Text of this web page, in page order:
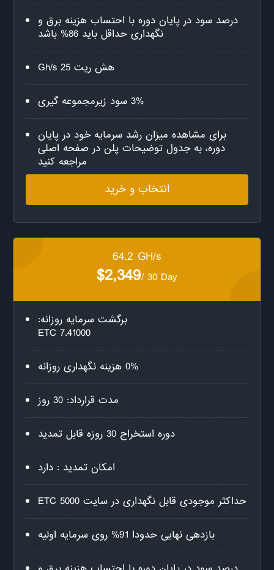
درصد سود در پایان دوره با احتساب هزینه برق و
نگهداری حداقل باید 86% باشد
هش ریت 25 Gh/s
3% سود زیرمجموعه گیری
برای مشاهده میزان رشد سرمایه خود در پایان
دوره، به جدول توضیحات پلن در صفحه اصلی
مراجعه کنید
انتخاب و خرید
64.2 GH/s
$2,349/ 30 Day
برگشت سرمایه روزانه:
7.41000 ETC
0% هزینه نگهداری روزانه
مدت قرارداد: 30 روز
دوره استخراج 30 روزه قابل تمدید
امکان تمدید : دارد
حداکثر موجودی قابل نگهداری در سایت 5000 ETC
بازدهی نهایی حدودا 91% روی سرمایه اولیه